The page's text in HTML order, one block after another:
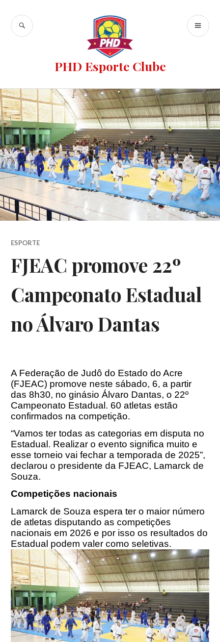
PHD Esporte Clube
ESPORTE
FJEAC promove 22º
Campeonato Estadual
no Álvaro Dantas
A Federação de Judô do Estado do Acre
(FJEAC) promove neste sábado, 6, a partir
das 8h30, no ginásio Álvaro Dantas, o 22º
Campeonato Estadual. 60 atletas estão
confirmados na competição.
“Vamos ter todas as categorias em disputa no
Estadual. Realizar o evento significa muito e
esse torneio vai fechar a temporada de 2025”,
declarou o presidente da FJEAC, Lamarck de
Souza.
Competições nacionais
Lamarck de Souza espera ter o maior número
de atletas disputando as competições
nacionais em 2026 e por isso os resultados do
Estadual podem valer como seletivas.